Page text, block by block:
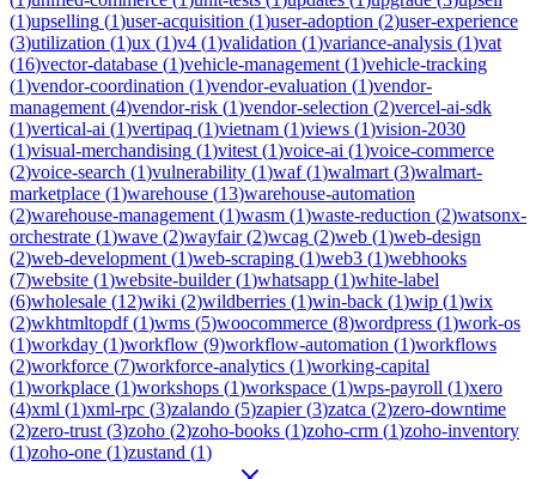
(1)upselling (1)user-acquisition (1)user-adoption (2)user-experience
(3)utilization (1)ux (1)v4 (1)validation (1)variance-analysis (1)vat
(16)vector-database (1)vehicle-management (1)vehicle-tracking
(1)vendor-coordination (1)vendor-evaluation (1)vendor-
management (4)vendor-risk (1)vendor-selection (2)vercel-ai-sdk
(1)vertical-ai (1)vertipaq (1)vietnam (1)views (1)vision-2030
(1)visual-merchandising (1)vitest (1)voice-ai (1)voice-commerce
(2)voice-search (1)vulnerability (1)waf(1)walmart (3)walmart-
marketplace (1)warehouse (13)warehouse-automation
(2)warehouse-management (1)wasm (1)waste-reduction (2)watsonx-
orchestrate (1)wave (2)wayfair(2)wcag (2)web (1)web-design
(2)web-development (1)web-scraping (1)web3 (1)webhooks
(7)website (1)website-builder(1)whatsapp (1)white-label
(6)wholesale (12)wiki (2)wildberries (1)win-back (1)wip (1)wix
(2)wkhtmltopdf(1)wms (5)woocommerce (8)wordpress (1)work-os
(1)workday (1)workflow (9)workflow-automation (1)workflows
(2)workforce (7)workforce-analytics (1)working-capital
(1)workplace (1)workshops (1)workspace (1)wps-payroll (1)xero
(4)xml (1)xml-rpc (3)zalando (5)zapier(3)zatca (2)zero-downtime
(2)zero-trust (3)zoho (2)zoho-books (1)zoho-crm (1)zoho-inventory
(1)zoho-one (1)zustand (1)